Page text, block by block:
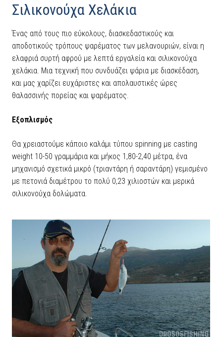
Σιλικονούχα Χελάκια
Ένας από τους πιο εύκολους, διασκεδαστικούς και
αποδοτικούς τρόπους ψαρέματος των μελανουριών, είναι η
ελαφριά συρτή αφρού με λεπτά εργαλεία και σιλικονούχα
χελάκια. Μια τεχνική που συνδυάζει ψάρια με διασκέδαση,
και μας χαρίζει ευχάριστες και απολαυστικές ώρες
θαλασσινής πορείας και ψαρέματος.
Εξοπλισμός
Θα χρειαστούμε κάποιο καλάμι τύπου spinning με casting
weight 10-50 γραμμάρια και μήκος 1,80-2,40 μέτρα, ένα
μηχανισμό σχετικά μικρό (τριαντάρη ή σαραντάρη) γεμισμένο
με πετονιά διαμέτρου το πολύ 0,23 χιλιοστών και μερικά
σιλικονούχα δολώματα.